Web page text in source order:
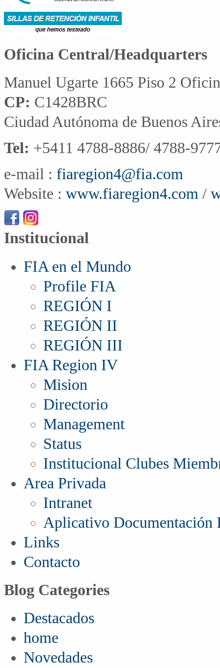
Oficina Central/Headquarters
Manuel Ugarte 1665 Piso 2
CP: C1428BRC
Ciudad Autónoma de Buenos
Tel: +5411 4788-8886/ 4788-
e-mail : fiaregion4@fia.com
Website : www.fiaregion4.com /
Institucional
FIA en el Mundo
Profile FIA
REGIÓN I
REGIÓN II
REGIÓN III
FIA Region IV
Mision
Directorio
Management
Status
Institucional Clubes
Area Privada
Intranet
Aplicativo Documentación
Links
Contacto
Blog Categories
Destacados
home
Novedades